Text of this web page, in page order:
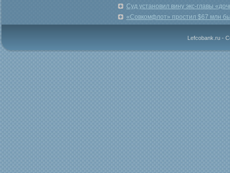
Суд установил вину экс-главы
«Совкомфлот» простил $67 млн
Lefcobank.ru -